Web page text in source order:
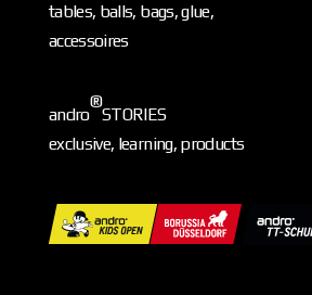
tables, balls, bags, glue,
accessoires
andro
®
STORIES
exclusive, learning, products